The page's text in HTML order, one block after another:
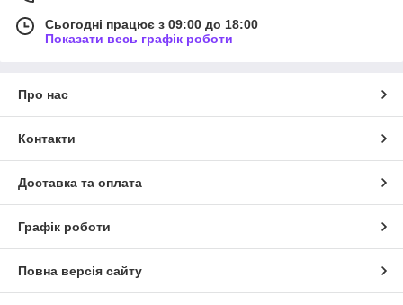
Сьогодні працює з 09:00 до 18:00
Показати весь графік роботи
Про нас
Контакти
Доставка та оплата
Графік роботи
Повна версія сайту